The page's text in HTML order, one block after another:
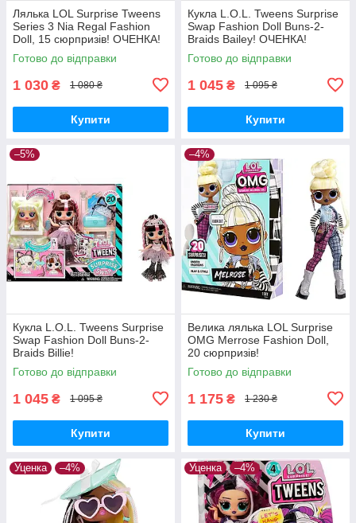
Лялька LOL Surprise Tweens
Series 3 Nia Regal Fashion
Doll, 15 сюрпризів! ОЧЕНКА!
Готово до відправки
1 030 ₴ 1 080 ₴
Купити
Кукла L.O.L. Tweens Surprise
Swap Fashion Doll Buns-2-
Braids Bailey! ОЧЕНКА!
Готово до відправки
1 045 ₴ 1 095 ₴
Купити
–5%
Кукла L.O.L. Tweens Surprise
Swap Fashion Doll Buns-2-
Braids Billie!
Готово до відправки
1 045 ₴ 1 095 ₴
Купити
–4%
Велика лялька LOL Surprise
OMG Merrose Fashion Doll,
20 сюрпризів!
Готово до відправки
1 175 ₴ 1 230 ₴
Купити
Уценка –4% Уценка –4%